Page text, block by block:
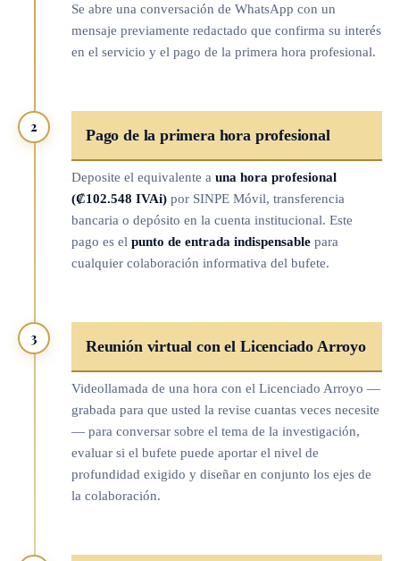
Se abre una conversación de WhatsApp con un
mensaje previamente redactado que confirma su interés
en el servicio y el pago de la primera hora profesional.
2 Pago de la primera hora profesional
Deposite el equivalente a una hora profesional
(₡102.548 IVAi) por SINPE Móvil, transferencia
bancaria o depósito en la cuenta institucional. Este
pago es el punto de entrada indispensable para
cualquier colaboración informativa del bufete.
3 Reunión virtual con el Licenciado Arroyo
Videollamada de una hora con el Licenciado Arroyo —
grabada para que usted la revise cuantas veces necesite
— para conversar sobre el tema de la investigación,
evaluar si el bufete puede aportar el nivel de
profundidad exigido y diseñar en conjunto los ejes de
la colaboración.